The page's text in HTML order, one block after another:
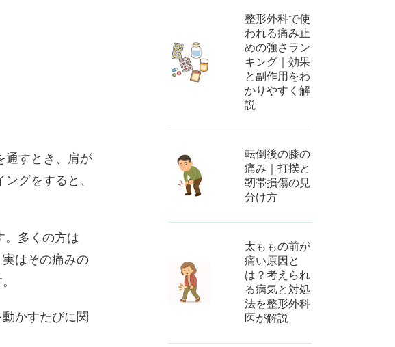
通すとき、肩が
グをすると、
。多くの方は
はその痛みの
かすたびに関
整形外科で使
われる痛み止
めの強さラン
キング｜効果
と副作用をわ
かりやすく解
説
転倒後の膝の
痛み｜打撲と
靭帯損傷の見
分け方
太ももの前が
痛い原因と
は？考えられ
る病気と対処
法を整形外科
医が解説